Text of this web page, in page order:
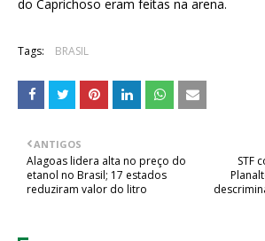
do Caprichoso eram feitas na arena.
Tags: BRASIL
STF
ANTIGOS
Alagoas lidera alta no preço do
etanol no Brasil; 17 estados
reduziram valor do litro